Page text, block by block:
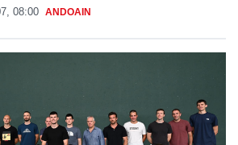
08:00 ANDOAIN